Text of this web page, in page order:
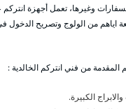
وغيرها، تعمل أجهزة
اياهم من الولوج وتصريح الدخول
من فني انتركم الخالدية :
الكبيرة.